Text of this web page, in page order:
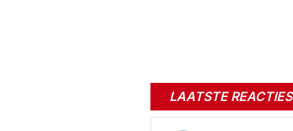
LAATSTE REACTIES